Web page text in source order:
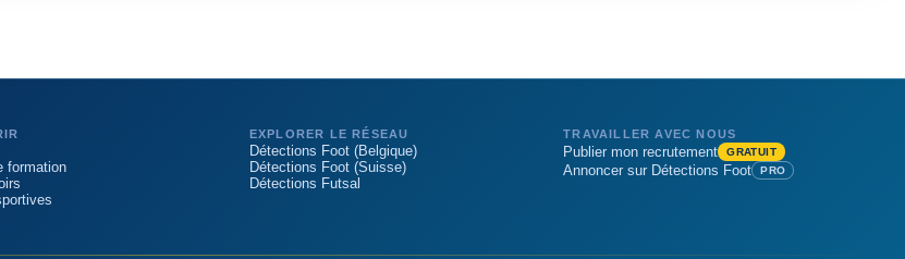
formation
EXPLORER LE RÉSEAU
Détections Foot (Belgique)
Détections Foot (Suisse)
Détections Futsal
TRAVAILLER AVEC NOUS
Publier mon recrutement GRATUIT
Annoncer sur Détections Foot PRO